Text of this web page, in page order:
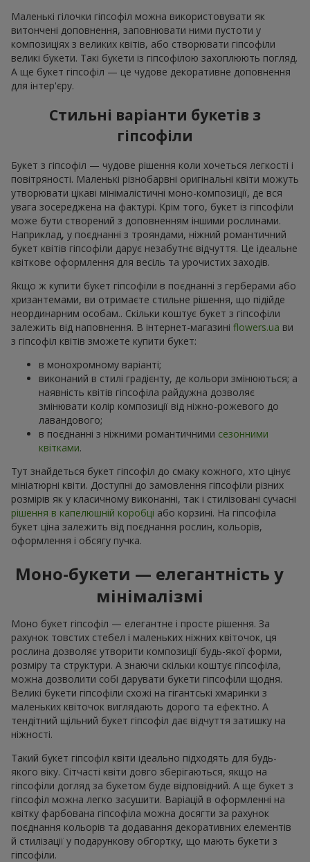
Маленькі гілочки гіпсофіл можна використовувати як
витончені доповнення, заповнювати ними пустоти у
композиціях з великих квітів, або створювати гіпсофіли
великі букети. Такі букети із гіпсофілою захоплюють погляд.
А ще букет гіпсофіл — це чудове декоративне доповнення
для інтер'єру.
Стильні варіанти букетів з
гіпсофіли
Букет з гіпсофіл — чудове рішення коли хочеться легкості і
повітряності. Маленькі різнобарвні оригінальні квіти можуть
утворювати цікаві мінімалістичні моно-композиції, де вся
увага зосереджена на фактурі. Крім того, букет із гіпсофіли
може бути створений з доповненням іншими рослинами.
Наприклад, у поєднанні з трояндами, ніжний романтичний
букет квітів гіпсофіли дарує незабутнє відчуття. Це ідеальне
квіткове оформлення для весіль та урочистих заходів.
Якщо ж купити букет гіпсофіли в поєднанні з герберами або
хризантемами, ви отримаєте стильне рішення, що підійде
неординарним особам.. Скільки коштує букет з гіпсофіли
залежить від наповнення. В інтернет-магазині flowers.ua ви
з гіпсофіл квітів зможете купити букет:
в монохромному варіанті;
виконаний в стилі градієнту, де кольори змінюються; а
наявність квітів гіпсофіла райдужна дозволяє
змінювати колір композиції від ніжно-рожевого до
лавандового;
в поєднанні з ніжними романтичними сезонними
квітками.
Тут знайдеться букет гіпсофіл до смаку кожного, хто цінує
мініатюрні квіти. Доступні до замовлення гіпсофіли різних
розмірів як у класичному виконанні, так і стилізовані сучасні
рішення в капелюшній коробці або корзині. На гіпсофіла
букет ціна залежить від поєднання рослин, кольорів,
оформлення і обсягу пучка.
Моно-букети — елегантність у
мінімалізмі
Моно букет гіпсофіл — елегантне і просте рішення. За
рахунок товстих стебел і маленьких ніжних квіточок, ця
рослина дозволяє утворити композиції будь-якої форми,
розміру та структури. А знаючи скільки коштує гіпсофіла,
можна дозволити собі дарувати букети гіпсофіли щодня.
Великі букети гіпсофіли схожі на гігантські хмаринки з
маленьких квіточок виглядають дорого та ефектно. А
тендітний щільний букет гіпсофіл дає відчуття затишку на
ніжності.
Такий букет гіпсофіл квіти ідеально підходять для будь-
якого віку. Сітчасті квіти довго зберігаються, якщо на
гіпсофіли догляд за букетом буде відповідний. А ще букет з
гіпсофіл можна легко засушити. Варіацій в оформленні на
квітку фарбована гіпсофіла можна досягти за рахунок
поєднання кольорів та додавання декоративних елементів
й стилізації у подарункову обгортку, що мають букети з
гіпсофіли.